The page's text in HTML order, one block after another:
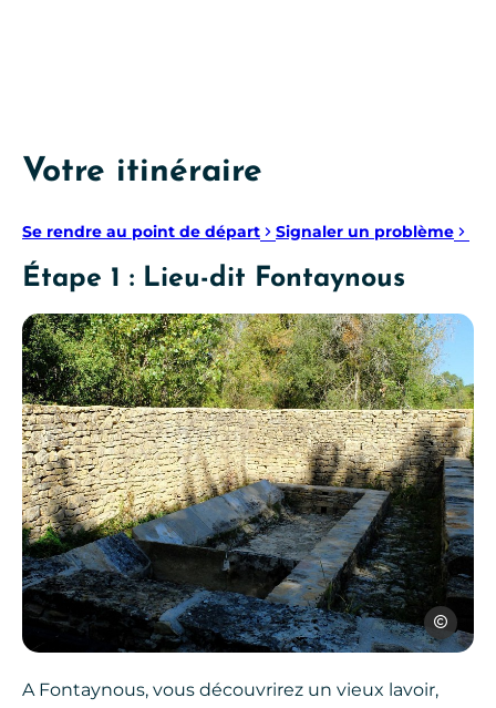
Votre itinéraire
Se rendre au point de départ Signaler un problème
Étape 1 : Lieu-dit Fontaynous
SPL
A Fontaynous, vous découvrirez un vieux lavoir,